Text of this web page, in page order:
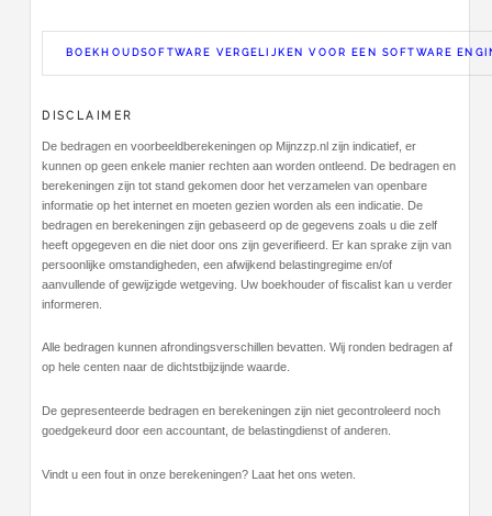
BOEKHOUDSOFTWARE VERGELIJKEN VOOR EEN SOFTWARE
DISCLAIMER
De bedragen en voorbeeldberekeningen op Mijnzzp.nl zijn indicatief, er
kunnen op geen enkele manier rechten aan worden ontleend. De bedragen en
berekeningen zijn tot stand gekomen door het verzamelen van openbare
informatie op het internet en moeten gezien worden als een indicatie. De
bedragen en berekeningen zijn gebaseerd op de gegevens zoals u die zelf
heeft opgegeven en die niet door ons zijn geverifieerd. Er kan sprake zijn van
persoonlijke omstandigheden, een afwijkend belastingregime en/of
aanvullende of gewijzigde wetgeving. Uw boekhouder of fiscalist kan u verder
informeren.
Alle bedragen kunnen afrondingsverschillen bevatten. Wij ronden bedragen af
op hele centen naar de dichtstbijzijnde waarde.
De gepresenteerde bedragen en berekeningen zijn niet gecontroleerd noch
goedgekeurd door een accountant, de belastingdienst of anderen.
Vindt u een fout in onze berekeningen? Laat het ons weten.